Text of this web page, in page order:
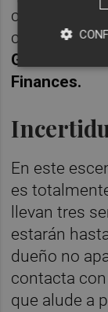
compra y
Garantía
Finances.
En este
es
llevan tres
estarán
dueño no
contacta con
que alude a